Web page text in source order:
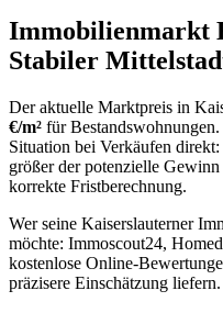
Immobilienmarkt
Stabiler
Der aktuelle Marktpreis in
€/m² für
Situation bei Verkäufen
größer der potenzielle
korrekte Fristberechnung.
Wer seine Kaiserslauterner
möchte: Immoscout24,
kostenlose Online-
präzisere Einschätzung liefern.